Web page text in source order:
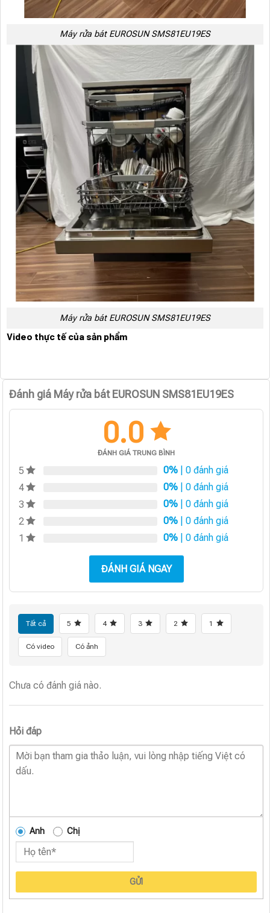
Máy rửa bát EUROSUN SMS81EU19ES
Máy rửa bát EUROSUN SMS81EU19ES
Video thực tế của sản phẩm
Đánh giá Máy rửa bát EUROSUN SMS81EU19ES
0.0
ĐÁNH GIÁ TRUNG BÌNH
5 0% | 0 đánh giá
4
0% | 0 đánh giá
3
0% | 0 đánh giá
2
0% | 0 đánh giá
1
0% | 0 đánh giá
ĐÁNH GIÁ NGAY
Tất cả 5 4 3 2 1
Có video Có ảnh
Chưa có đánh giá nào.
Hỏi đáp
Anh Chị
GỬI